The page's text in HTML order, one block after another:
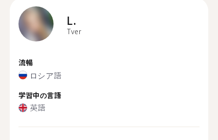
L.
Tver
流暢
ロシア語
学習中の言語
英語